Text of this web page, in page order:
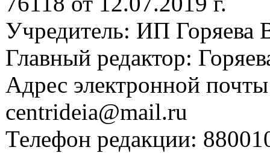
Учредитель: ИП Горяева
Главный редактор:
Адрес электронной
centrideia@mail.ru
Телефон редакции: